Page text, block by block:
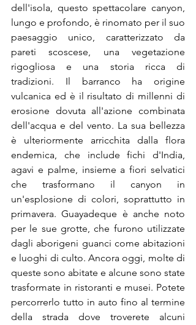
dell'isola, questo spettacolare canyon,
lungo e profondo, è rinomato per il suo
paesaggio unico, caratterizzato da
pareti scoscese, una vegetazione
rigogliosa e una storia ricca di
tradizioni. Il barranco ha origine
vulcanica ed è il risultato di millenni di
erosione dovuta all'azione combinata
dell'acqua e del vento. La sua bellezza
è ulteriormente arricchita dalla flora
endemica, che include fichi d'India,
agavi e palme, insieme a fiori selvatici
che trasformano il canyon in
un'esplosione di colori, soprattutto in
primavera. Guayadeque è anche noto
per le sue grotte, che furono utilizzate
dagli aborigeni guanci come abitazioni
e luoghi di culto. Ancora oggi, molte di
queste sono abitate e alcune sono state
trasformate in ristoranti e musei. Potete
percorrerlo tutto in auto fino al termine
della strada dove troverete alcuni